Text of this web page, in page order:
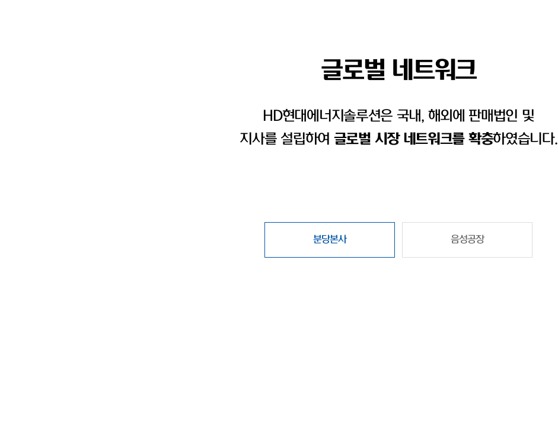
글로벌 네트워크
HD현대에너지솔루션은 국내, 해외에 판매법인 및
지사를 설립하여 글로벌 시장 네트워크를 확충하였습니다.
분당본사 음성공장